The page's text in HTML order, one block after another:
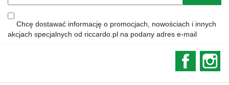
Chcę dostawać informację o promocjach, nowościach i innych
akcjach specjalnych od riccardo.pl na podany adres e-mail